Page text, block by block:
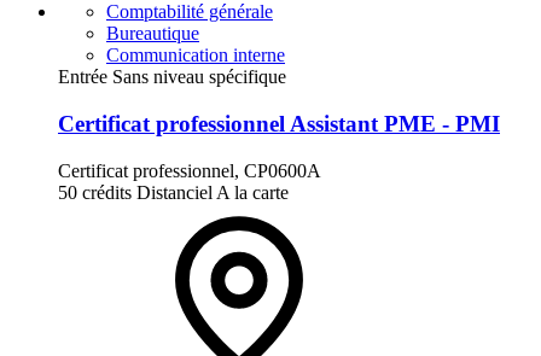
Comptabilité générale
Bureautique
Communication interne
Entrée Sans niveau spécifique
Certificat professionnel Assistant PME - PMI
Certificat professionnel, CP0600A
50 crédits Distanciel A la carte